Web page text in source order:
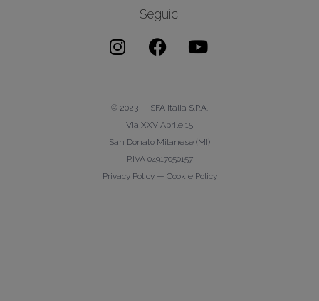
Seguici
© 2023 — SFA Italia S.p.A.
Via XXV Aprile 15
San Donato Milanese (MI)
P.IVA 04917050157
Privacy Policy— Cookie Policy